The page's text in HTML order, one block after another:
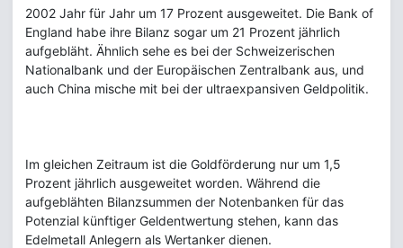
2002 Jahr für Jahr um 17 Prozent ausgeweitet. Die Bank of
England habe ihre Bilanz sogar um 21 Prozent jährlich
aufgebläht. Ähnlich sehe es bei der Schweizerischen
Nationalbank und der Europäischen Zentralbank aus, und
auch China mische mit bei der ultraexpansiven Geldpolitik.
Im gleichen Zeitraum ist die Goldförderung nur um 1,5
Prozent jährlich ausgeweitet worden. Während die
aufgeblähten Bilanzsummen der Notenbanken für das
Potenzial künftiger Geldentwertung stehen, kann das
Edelmetall Anlegern als Wertanker dienen.